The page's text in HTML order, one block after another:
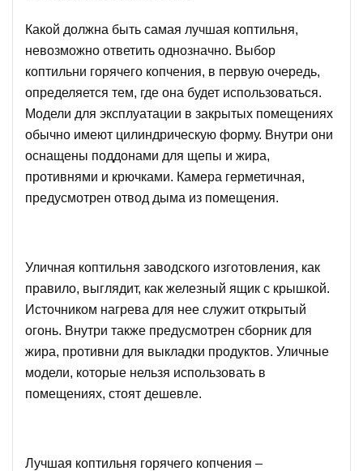
Какой должна быть самая лучшая коптильня,
невозможно ответить однозначно. Выбор
коптильни горячего копчения, в первую очередь,
определяется тем, где она будет использоваться.
Модели для эксплуатации в закрытых помещениях
обычно имеют цилиндрическую форму. Внутри они
оснащены поддонами для щепы и жира,
противнями и крючками. Камера герметичная,
предусмотрен отвод дыма из помещения.
Уличная коптильня заводского изготовления, как
правило, выглядит, как железный ящик с крышкой.
Источником нагрева для нее служит открытый
огонь. Внутри также предусмотрен сборник для
жира, противни для выкладки продуктов. Уличные
модели, которые нельзя использовать в
помещениях, стоят дешевле.
Лучшая коптильня горячего копчения –